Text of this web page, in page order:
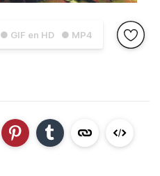
● GIF en HD ● MP4